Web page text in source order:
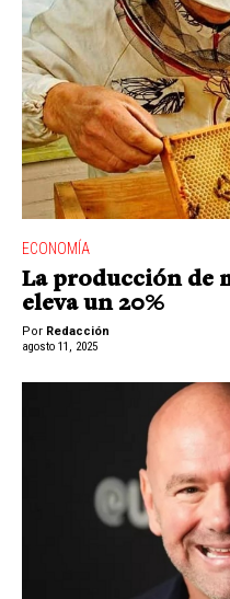
ECONOMÍA
La producción de
eleva un 20%
Por Redacción
agosto 11, 2025